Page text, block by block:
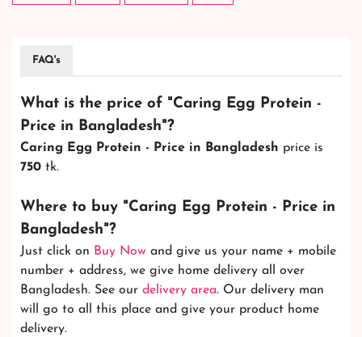
FAQ's
What is the price of "Caring Egg Protein -
Price in Bangladesh"?
Caring Egg Protein - Price in Bangladesh price is
750 tk.
Where to buy "Caring Egg Protein - Price in
Bangladesh"?
Just click on Buy Now and give us your name + mobile
number + address, we give home delivery all over
Bangladesh. See our delivery area. Our delivery man
will go to all this place and give your product home
delivery.